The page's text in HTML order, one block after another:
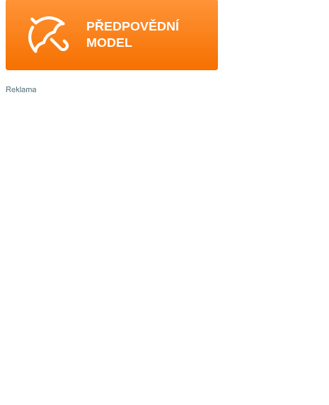
PŘEDPOVĚDNÍ
MODEL